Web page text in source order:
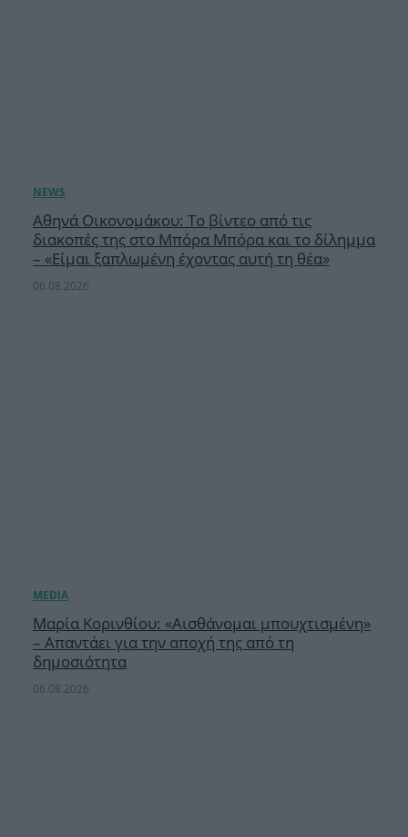
Αθηνά Οικονομάκου: Το βίντεο από τις
διακοπές της στο Μπόρα Μπόρα και το δίλημμα
– «Είμαι ξαπλωμένη έχοντας αυτή τη θέα»
06.08.2026
Μαρία Κορινθίου: «Αισθάνομαι μπουχτισμένη»
– Απαντάει για την αποχή της από τη
δημοσιότητα
06.08.2026